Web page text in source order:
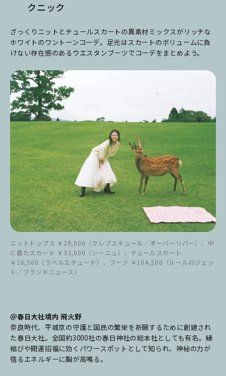
クニック
ざっくりニットとチュールスカートの異素材ミックスがリッチな
ホワイトのワントーンコーデ。足元はスカートのボリュームに負
けない存在感のあるウエスタンブーツでコーデをまとめよう。
ニットトップス ￥29,000（クレプスキュール／オーバーリバ一）、中
に着たスカート ￥33,000（シーニュ）、チュールスカート
￥16,500（ラベルエチュード）、ブーツ ￥104,500（ルールロジェッ
ト／ブランドニュース）
＠春日大社境内 飛火野
奈良時代、平城京の守護と国民の繁栄を祈願するために創建され
た春日大社。全国約3000社の春日神社の総本社としても有名。縁
結びや開運招福に効くパワースポットとして知られ、神秘の力が
宿るエネルギーに胸が高鳴る。